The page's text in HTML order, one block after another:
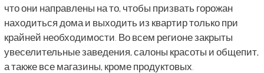
что они направлены на то, чтобы призвать горожан
находиться дома и выходить из квартир только при
крайней необходимости. Во всем регионе закрыты
увеселительные заведения, салоны красоты и общепит,
а также все магазины, кроме продуктовых.